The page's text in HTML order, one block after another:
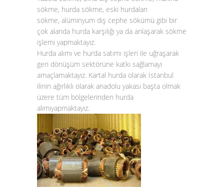
sökme, hurda sökme, eski hurdaları
sökme, alüminyum dış cephe sökümü gibi bir
çok alanda hurda karşılığı ya da anlaşarak sökme
işlemi yapmaktayız.
Hurda alımı ve hurda satımı işleri ile uğraşarak
geri dönüşüm sektörüne katkı sağlamayı
amaçlamaktayız. Kartal hurda olarak İstanbul
ilinin ağırlıklı olarak anadolu yakası başta olmak
üzere tüm bölgelerinden hurda
alımıyapmaktayız.